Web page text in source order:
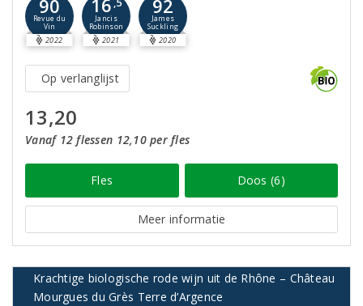
90
Revue du
Vin
2022
16 ,5
Jancis
Robinson
2021
92
James
Suckling
2020
Op verlanglijst
13,20
Vanaf 12 flessen 12,10 per fles
Fles Doos (6)
Meer informatie
Krachtige biologische rode wijn uit de Rhône – Château
Mourgues du Grès Terre d’Argence